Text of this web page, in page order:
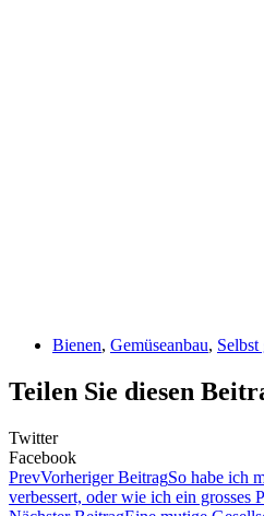
Bienen, Gemüseanbau, Selbst
Teilen Sie diesen
Twitter
Facebook
PrevVorheriger BeitragSo habe ich
verbessert, oder wie ich ein grosses